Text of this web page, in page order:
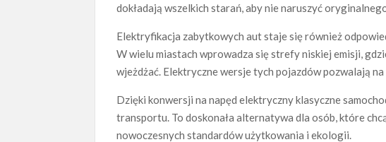
dokładają wszelkich starań, aby nie naruszyć
Elektryfikacja zabytkowych aut staje się również
W wielu miastach wprowadza się strefy niskiej emisji,
wjeżdżać. Elektryczne wersje tych pojazdów pozwalają
Dzięki konwersji na napęd elektryczny klasyczne
transportu. To doskonała alternatywa dla osób, które
nowoczesnych standardów użytkowania i ekologii.